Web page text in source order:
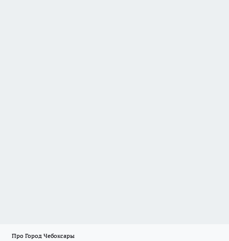
Про Город Чебоксары